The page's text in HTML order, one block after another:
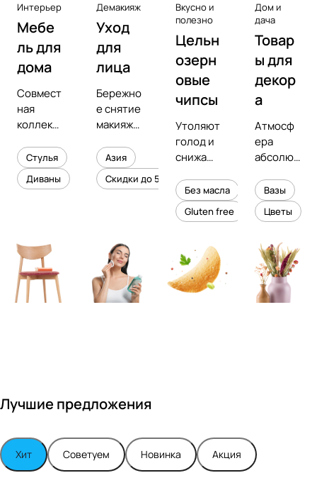
Интерьер
Мебе
ль для
дома
Совмест
ная
коллекц
предмет
ным
дизайне
Турским
Стулья
Диваны
Демакияж
Уход
для
лица
Бережно
е снятие
макияжа
увлажне
ние
кожи
Азия
Скидки до 50%
Вкусно и
полезно
Цельн
озерн
овые
чипсы
Утоляют
голод и
снижают
холесте
рина
Без масла
Gluten free
Дом и
дача
Товар
ы для
декор
а
Атмосф
ера
абсолют
уюта в
вашем
интерье
Вазы
Цветы
Лучшие предложения
Хит Советуем Новинка Акция